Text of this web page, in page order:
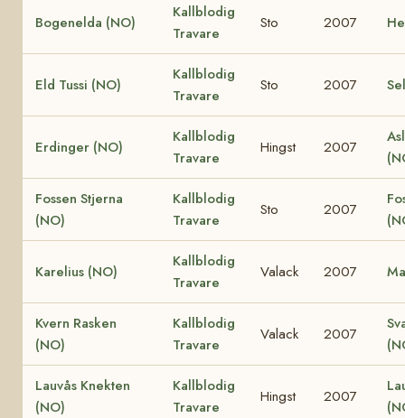
Bogenelda (NO)
Kallblodig
Travare
Sto 2007
Eld Tussi (NO)
Kallblodig
Travare
Sto 2007
Erdinger (NO)
Kallblodig
Travare
Hingst 2007
Fossen Stjerna
(NO)
Kallblodig
Travare
Sto 2007
Karelius (NO)
Kallblodig
Travare
Valack 2007
Kvern Rasken
(NO)
Kallblodig
Travare
Valack 2007
Lauvås Knekten
(NO)
Kallblodig
Travare
Hingst 2007